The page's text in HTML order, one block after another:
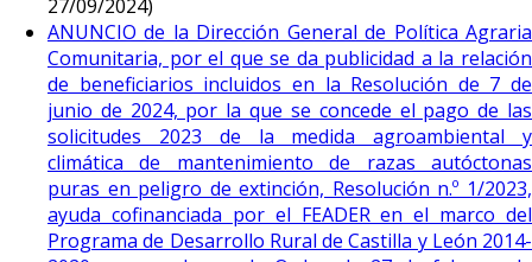
27/09/2024)
ANUNCIO de la Dirección General de Política Agraria
Comunitaria, por el que se da publicidad a la relación
de beneficiarios incluidos en la Resolución de 7 de
junio de 2024, por la que se concede el pago de las
solicitudes 2023 de la medida agroambiental y
climática de mantenimiento de razas autóctonas
puras en peligro de extinción, Resolución n.º 1/2023,
ayuda cofinanciada por el FEADER en el marco del
Programa de Desarrollo Rural de Castilla y León 2014-